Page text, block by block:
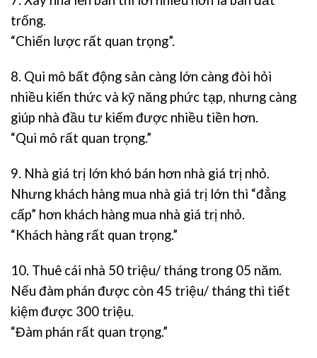
trống.
“Chiến lược rất quan trọng”.
8. Qui mô bất động sản càng lớn càng đòi hỏi
nhiều kiến thức và kỹ năng phức tạp, nhưng càng
giúp nhà đầu tư kiếm được nhiều tiền hơn.
“Qui mô rất quan trọng.”
9. Nhà giá trị lớn khó bán hơn nhà giá trị nhỏ.
Nhưng khách hàng mua nhà giá trị lớn thì “đẳng
cấp” hơn khách hàng mua nhà giá trị nhỏ.
“Khách hàng rất quan trọng.”
10. Thuê cái nhà 50 triệu/ tháng trong 05 năm.
Nếu đàm phán được còn 45 triệu/ tháng thì tiết
kiệm được 300 triệu.
“Đàm phán rất quan trọng.”